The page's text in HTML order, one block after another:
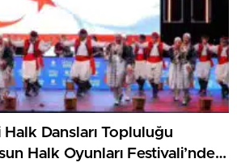
Dansları Topluluğu
Halk Oyunları Festivali’nde